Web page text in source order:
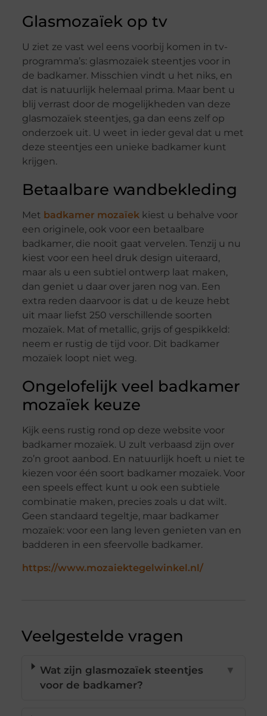
Glasmozaïek op tv
U ziet ze vast wel eens voorbij komen in tv-
programma’s: glasmozaïek steentjes voor in
de badkamer. Misschien vindt u het niks, en
dat is natuurlijk helemaal prima. Maar bent u
blij verrast door de mogelijkheden van deze
glasmozaïek steentjes, ga dan eens zelf op
onderzoek uit. U weet in ieder geval dat u met
deze steentjes een unieke badkamer kunt
krijgen.
Betaalbare wandbekleding
Met badkamer mozaïekkiest u behalve voor
een originele, ook voor een betaalbare
badkamer, die nooit gaat vervelen. Tenzij u nu
kiest voor een heel druk design uiteraard,
maar als u een subtiel ontwerp laat maken,
dan geniet u daar over jaren nog van. Een
extra reden daarvoor is dat u de keuze hebt
uit maar liefst 250 verschillende soorten
mozaïek. Mat of metallic, grijs of gespikkeld:
neem er rustig de tijd voor. Dit badkamer
mozaïek loopt niet weg.
Ongelofelijk veel badkamer
mozaïek keuze
Kijk eens rustig rond op deze website voor
badkamer mozaïek. U zult verbaasd zijn over
zo’n groot aanbod. En natuurlijk hoeft u niet te
kiezen voor één soort badkamer mozaïek. Voor
een speels effect kunt u ook een subtiele
combinatie maken, precies zoals u dat wilt.
Geen standaard tegeltje, maar badkamer
mozaïek: voor een lang leven genieten van en
badderen in een sfeervolle badkamer.
https://www.mozaiektegelwinkel.nl/
Veelgestelde vragen
Wat zijn glasmozaïek steentjes
voor de badkamer?
▼